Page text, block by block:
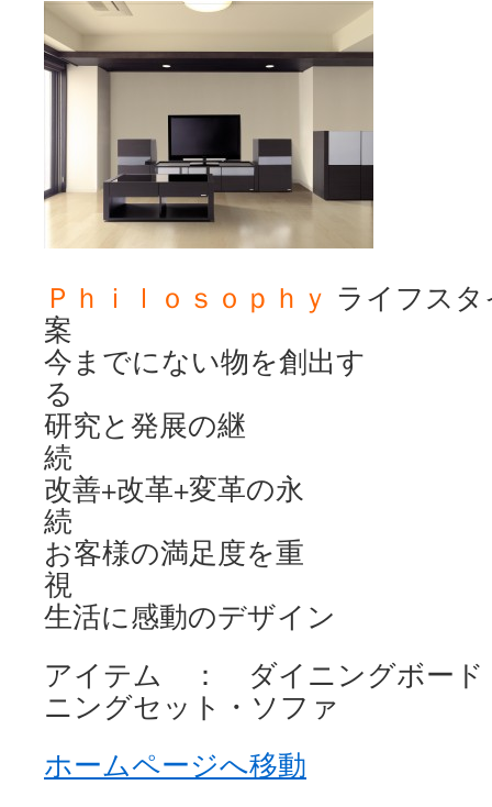
へ
Ｐｈｉｌｏｓｏｐｈｙ ライフス
今までにない物を創出す
研究と発展の継
改善+改革+変革の永
お客様の満足度を重
生活に感動のデザイン
アイテム ： ダイニングボード
ニングセット・ソファ
ホームページへ移動